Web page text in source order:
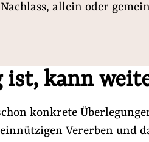
allein oder
ist, kann
konkrete
Vererben und